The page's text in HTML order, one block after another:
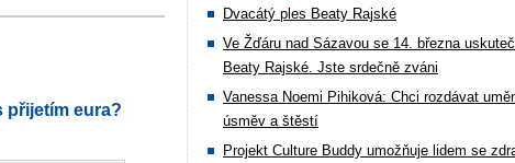
přijetím eura?
Dvacátý ples Beaty Rajské
Ve Žďáru nad Sázavou se 14. března
Beaty Rajské. Jste srdečně zváni
Vanessa Noemi Pihiková: Chci rozdávat
úsměv a štěstí
Projekt Culture Buddy umožňuje lidem se